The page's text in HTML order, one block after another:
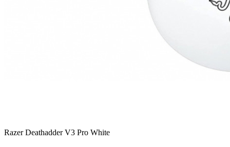
Razer Deathadder V3 Pro White